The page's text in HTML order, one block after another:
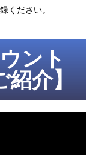
ください。
ント
紹介】